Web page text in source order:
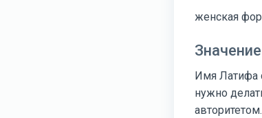
женская
Имя Латифа
нужно
авторитетом.